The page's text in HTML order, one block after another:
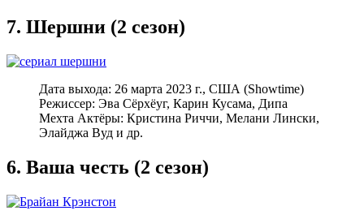
7. Шершни (2 сезон)
Дата выхода: 26 марта 2023 г., США (Showtime)
Режиссер: Эва Сёрхёуг, Карин Кусама, Дипа
Мехта Актёры: Кристина Риччи, Мелани Лински,
Элайджа Вуд и др.
6. Ваша честь (2 сезон)